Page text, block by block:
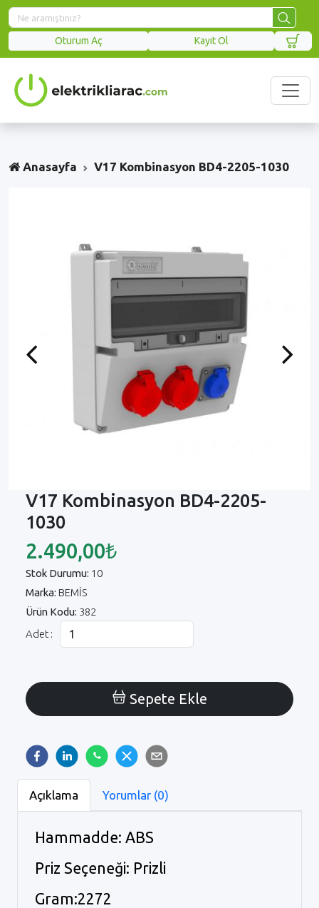
Oturum Aç Kayıt Ol
Anasayfa V17 Kombinasyon BD4-2205-1030
Previous Next
V17 Kombinasyon BD4-2205-
1030
2.490,00₺
Stok Durumu: 10
Marka: BEMİS
Ürün Kodu: 382
Adet :
Sepete Ekle
Açıklama Yorumlar (0)
Hammadde: ABS
Priz Seçeneği: Prizli
Gram:2272